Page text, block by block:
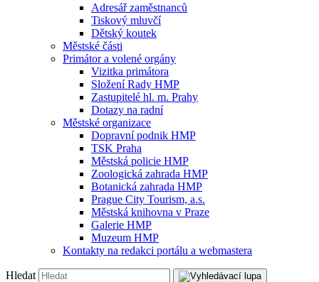
Adresář zaměstnanců
Tiskový mluvčí
Dětský koutek
Městské části
Primátor a volené orgány
Vizitka primátora
Složení Rady HMP
Zastupitelé hl. m. Prahy
Dotazy na radní
Městské organizace
Dopravní podnik HMP
TSK Praha
Městská policie HMP
Zoologická zahrada HMP
Botanická zahrada HMP
Prague City Tourism, a.s.
Městská knihovna v Praze
Galerie HMP
Muzeum HMP
Kontakty na redakci portálu a webmastera
Hledat